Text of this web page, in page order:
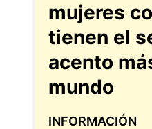
mujeres
tienen el
acento
mundo
INFORMACIÓN